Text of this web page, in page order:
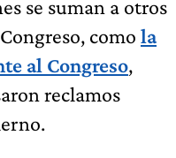
se suman a otros
como la
al Congreso,
reclamos